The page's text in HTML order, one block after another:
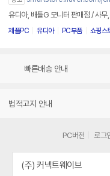
유디아, 배틀G 모니터 판매점 / 사무
제플PC 유디아 PC부품 쇼핑스
빠른배송 안내
법적고지 안내
PC버전 로그
(주) 커넥트웨이브